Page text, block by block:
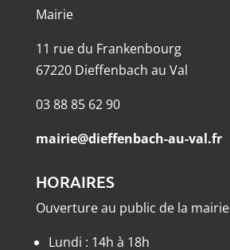
Mairie
11 rue du Frankenbourg
67220 Dieffenbach au Val
03 88 85 62 90
mairie@dieffenbach-au-val.fr
HORAIRES
Ouverture au public de la mairie
Lundi : 14h à 18h